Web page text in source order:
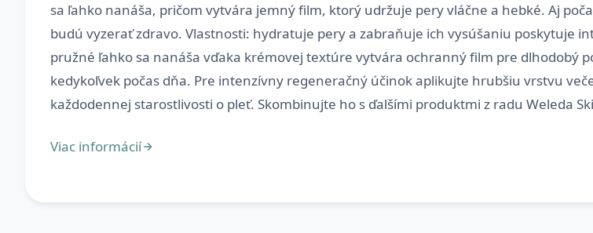
sa ľahko nanáša, pričom vytvára jemný film, ktorý udržuje pery vláčne a hebké. Aj
budú vyzerať zdravo. Vlastnosti: hydratuje pery a zabraňuje ich vysúšaniu poskytuje
pružné ľahko sa nanáša vďaka krémovej textúre vytvára ochranný film pre dlhodobý
kedykoľvek počas dňa. Pre intenzívny regeneračný účinok aplikujte hrubšiu vrstvu